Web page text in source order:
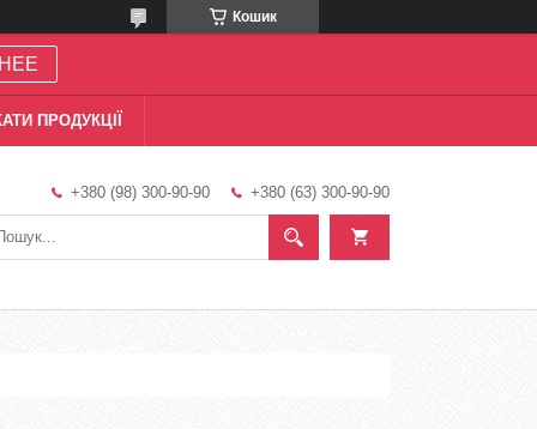
Кошик
ПРОДУКЦІЇ
+380 (98) 300-90-90 +380 (63) 300-90-90